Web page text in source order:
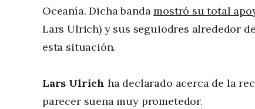
Oceanía. Dicha bandamostró su total
Lars Ulrich) y sus seguiodres alrededor
esta situación.
Lars Ulrich ha declarado acerca de la
parecer suena muy prometedor.